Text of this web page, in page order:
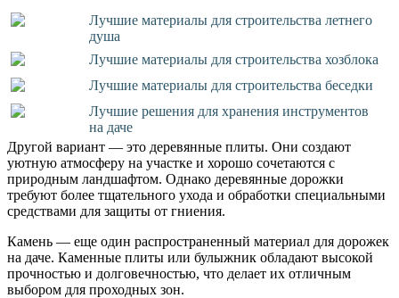
Лучшие материалы для строительства летнего
душа
Лучшие материалы для строительства хозблока
Лучшие материалы для строительства беседки
Лучшие решения для хранения инструментов
на даче
Другой вариант — это деревянные плиты. Они создают
уютную атмосферу на участке и хорошо сочетаются с
природным ландшафтом. Однако деревянные дорожки
требуют более тщательного ухода и обработки специальными
средствами для защиты от гниения.
Камень — еще один распространенный материал для дорожек
на даче. Каменные плиты или булыжник обладают высокой
прочностью и долговечностью, что делает их отличным
выбором для проходных зон.